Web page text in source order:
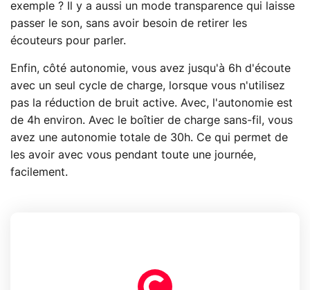
exemple ? Il y a aussi un mode transparence qui laisse
passer le son, sans avoir besoin de retirer les
écouteurs pour parler.
Enfin, côté autonomie, vous avez jusqu'à 6h d'écoute
avec un seul cycle de charge, lorsque vous n'utilisez
pas la réduction de bruit active. Avec, l'autonomie est
de 4h environ. Avec le boîtier de charge sans-fil, vous
avez une autonomie totale de 30h. Ce qui permet de
les avoir avec vous pendant toute une journée,
facilement.